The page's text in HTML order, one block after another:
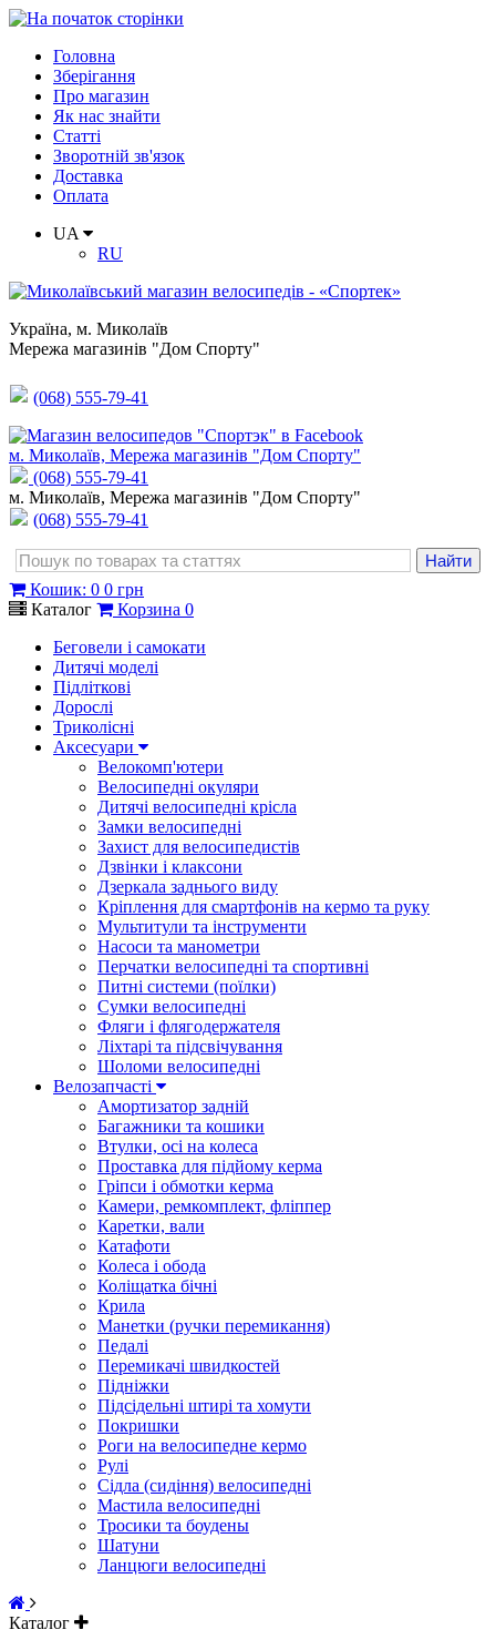
Головна
Зберігання
Про магазин
Як нас знайти
Статті
Зворотній зв'язок
Доставка
Оплата
UA
RU
Україна, м. Миколаїв
Мережа магазинів "Дом Спорту"
(068) 555-79-41
м. Миколаїв, Мережа магазинів "Дом Спорту"
(068) 555-79-41
м. Миколаїв, Мережа магазинів "Дом Спорту"
(068) 555-79-41
Кошик: 0 0 грн
Каталог
Корзина 0
Беговели і самокати
Дитячі моделі
Підліткові
Дорослі
Триколісні
Аксесуари
Велокомп'ютери
Велосипедні окуляри
Дитячі велосипедні крісла
Замки велосипедні
Захист для велосипедистів
Дзвінки і клаксони
Дзеркала заднього виду
Кріплення для смартфонів на кермо та руку
Мультитули та інструменти
Насоси та манометри
Перчатки велосипедні та спортивні
Питні системи (поїлки)
Сумки велосипедні
Фляги і флягодержателя
Ліхтарі та підсвічування
Шоломи велосипедні
Велозапчасті
Амортизатор задній
Багажники та кошики
Втулки, осі на колеса
Проставка для підйому керма
Гріпси і обмотки керма
Камери, ремкомплект, фліппер
Каретки, вали
Катафоти
Колеса і обода
Коліщатка бічні
Крила
Манетки (ручки перемикання)
Педалі
Перемикачі швидкостей
Підніжки
Підсідельні штирі та хомути
Покришки
Роги на велосипедне кермо
Рулі
Сідла (сидіння) велосипедні
Мастила велосипедні
Тросики та боудены
Шатуни
Ланцюги велосипедні
Каталог